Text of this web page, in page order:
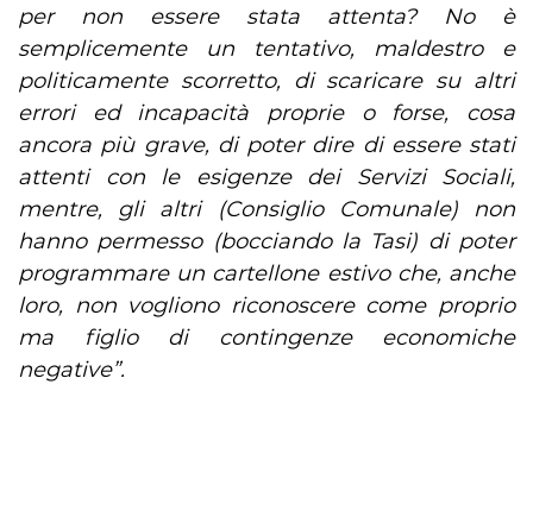
per non essere stata attenta? No è
semplicemente un tentativo, maldestro e
politicamente scorretto, di scaricare su altri
errori ed incapacità proprie o forse, cosa
ancora più grave, di poter dire di essere stati
attenti con le esigenze dei Servizi Sociali,
mentre, gli altri (Consiglio Comunale) non
hanno permesso (bocciando la Tasi) di poter
programmare un cartellone estivo che, anche
loro, non vogliono riconoscere come proprio
ma figlio di contingenze economiche
negative”.